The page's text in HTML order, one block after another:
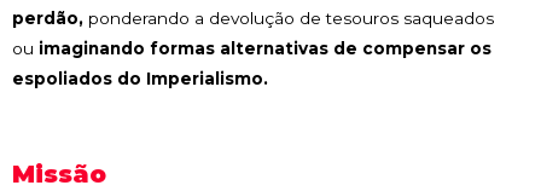
perdão, ponderando a devolução de tesouros saqueados
ou imaginando formas alternativas de compensar os
espoliados do Imperialismo.
Missão